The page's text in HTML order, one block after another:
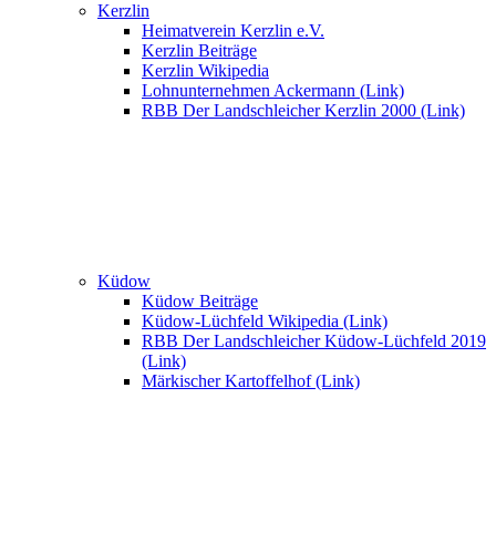
Kerzlin
Heimatverein Kerzlin e.V.
Kerzlin Beiträge
Kerzlin Wikipedia
Lohnunternehmen Ackermann (Link)
RBB Der Landschleicher Kerzlin 2000 (Link)
Küdow
Küdow Beiträge
Küdow-Lüchfeld Wikipedia (Link)
RBB Der Landschleicher Küdow-Lüchfeld 2019
(Link)
Märkischer Kartoffelhof (Link)